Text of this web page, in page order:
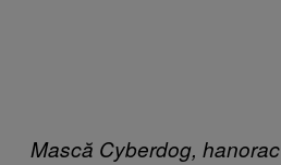
Mască Cyberdog,